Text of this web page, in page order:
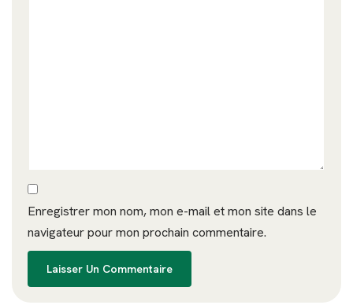
Enregistrer mon nom, mon e-mail et mon site dans le
navigateur pour mon prochain commentaire.